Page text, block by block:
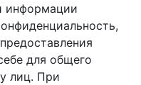
информации
для общего
лиц. При